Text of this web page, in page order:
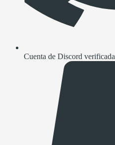
Cuenta de Discord verificada